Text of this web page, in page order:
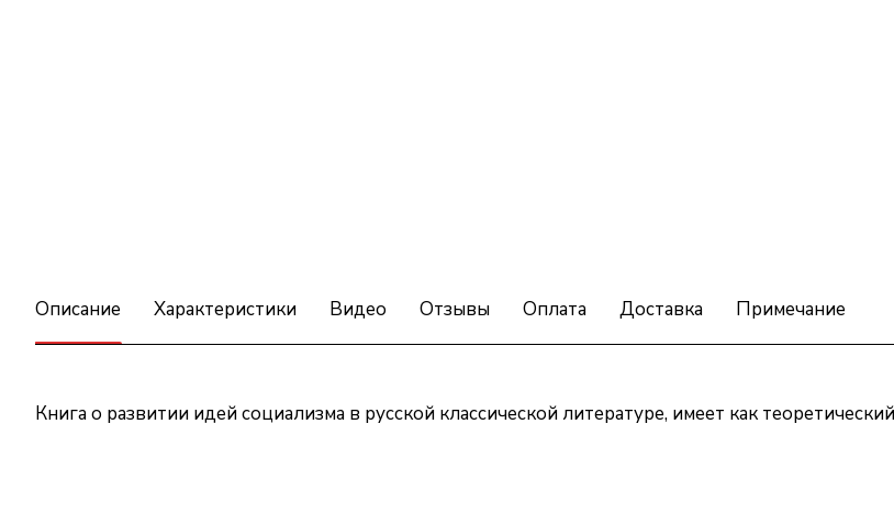
Описание Характеристики Видео Отзывы Оплата Доставка Примечание
Книга о развитии идей социализма в русской классической литературе, имеет как